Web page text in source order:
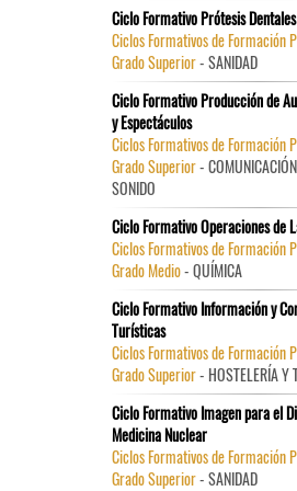
Ciclo Formativo Prótesis Dentales
Ciclos Formativos de Formación
Grado Superior- SANIDAD
Ciclo Formativo Producción de
y Espectáculos
Ciclos Formativos de Formación
Grado Superior-
SONIDO
Ciclo Formativo Operaciones de
Ciclos Formativos de Formación
Grado Medio- QUÍMICA
Ciclo Formativo Información y
Turísticas
Ciclos Formativos de Formación
Grado Superior- HOSTELERÍA Y
Ciclo Formativo Imagen para el
Medicina Nuclear
Ciclos Formativos de Formación
Grado Superior- SANIDAD